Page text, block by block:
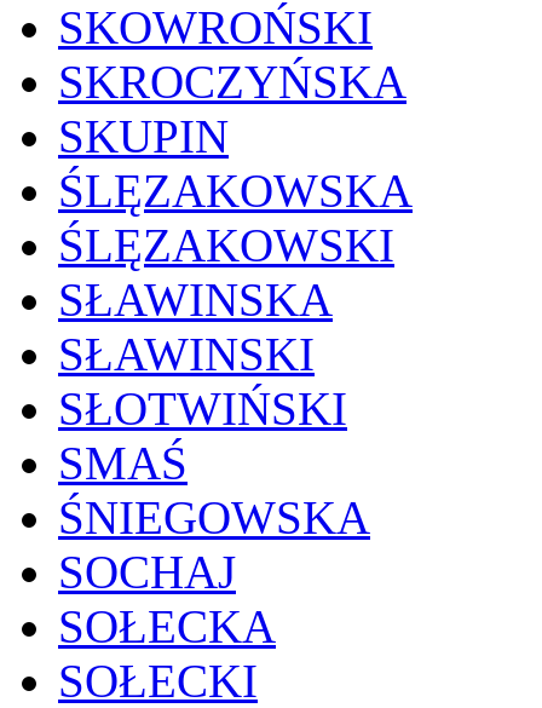
SKOWROŃSKI
SKROCZYŃSKA
SKUPIN
ŚLĘZAKOWSKA
ŚLĘZAKOWSKI
SŁAWINSKA
SŁAWINSKI
SŁOTWIŃSKI
SMAŚ
ŚNIEGOWSKA
SOCHAJ
SOŁECKA
SOŁECKI